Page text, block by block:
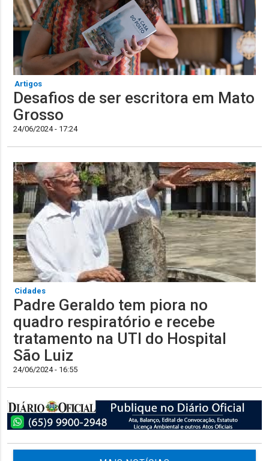
Artigos
Desafios de ser escritora em Mato
Grosso
24/06/2024 - 17:24
Cidades
Padre Geraldo tem piora no
quadro respiratório e recebe
tratamento na UTI do Hospital
São Luiz
24/06/2024 - 16:55